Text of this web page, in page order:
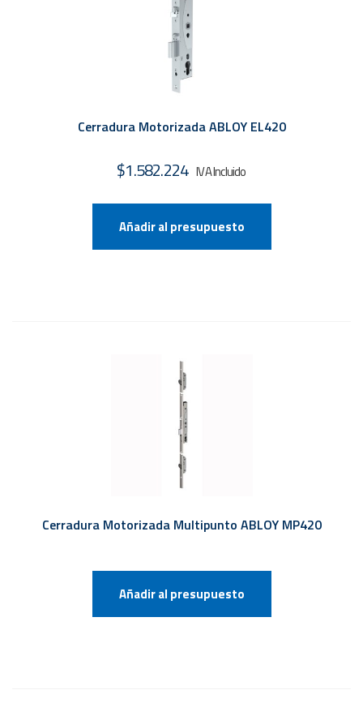
Cerradura Motorizada ABLOY EL420
$1.582.224
Añadir al presupuesto
Cerradura Motorizada Multipunto ABLOY MP420
Añadir al presupuesto